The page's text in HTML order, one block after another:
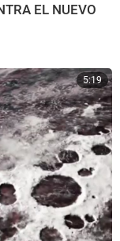
EL NUEVO
5:19